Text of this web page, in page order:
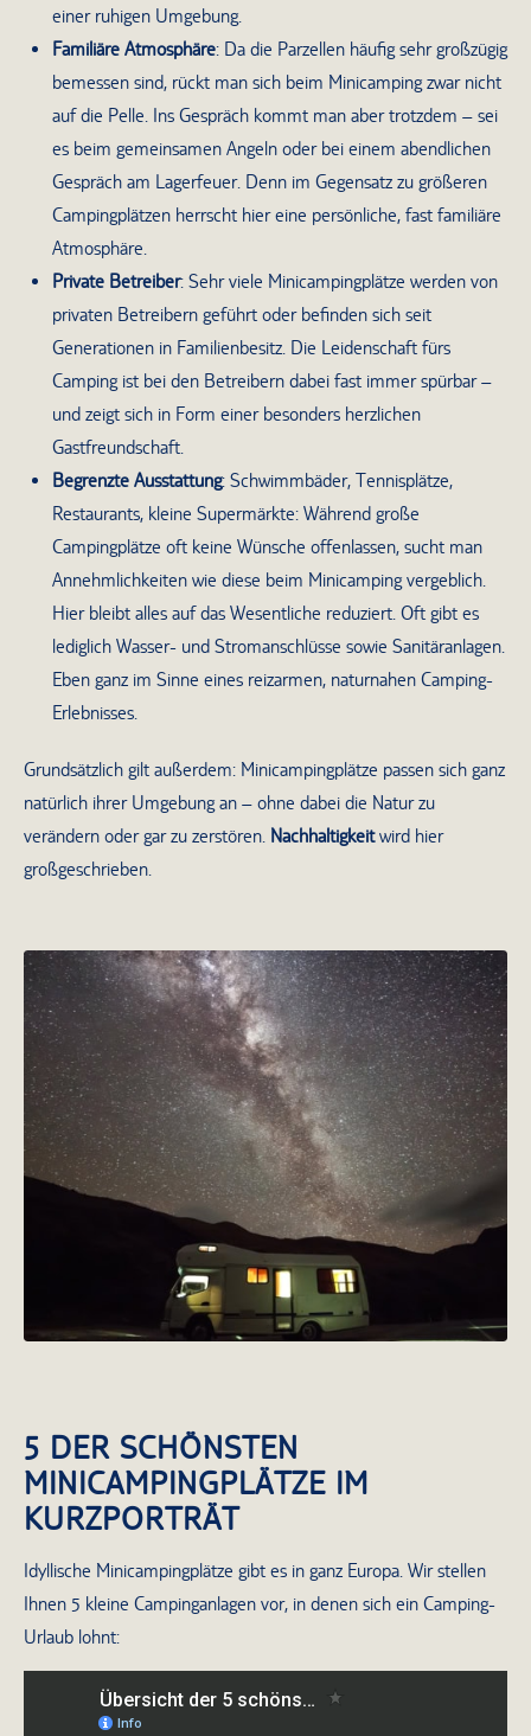
einer ruhigen Umgebung.
Familiäre Atmosphäre: Da die Parzellen häufig sehr großzügig
bemessen sind, rückt man sich beim Minicamping zwar nicht
auf die Pelle. Ins Gespräch kommt man aber trotzdem – sei
es beim gemeinsamen Angeln oder bei einem abendlichen
Gespräch am Lagerfeuer. Denn im Gegensatz zu größeren
Campingplätzen herrscht hier eine persönliche, fast familiäre
Atmosphäre.
Private Betreiber: Sehr viele Minicampingplätze werden von
privaten Betreibern geführt oder befinden sich seit
Generationen in Familienbesitz. Die Leidenschaft fürs
Camping ist bei den Betreibern dabei fast immer spürbar –
und zeigt sich in Form einer besonders herzlichen
Gastfreundschaft.
Begrenzte Ausstattung: Schwimmbäder, Tennisplätze,
Restaurants, kleine Supermärkte: Während große
Campingplätze oft keine Wünsche offenlassen, sucht man
Annehmlichkeiten wie diese beim Minicamping vergeblich.
Hier bleibt alles auf das Wesentliche reduziert. Oft gibt es
lediglich Wasser- und Stromanschlüsse sowie Sanitäranlagen.
Eben ganz im Sinne eines reizarmen, naturnahen Camping-
Erlebnisses.
Grundsätzlich gilt außerdem: Minicampingplätze passen sich ganz
natürlich ihrer Umgebung an – ohne dabei die Natur zu
verändern oder gar zu zerstören. Nachhaltigkeitwird hier
großgeschrieben.
Camping unterm Sternenhimmel
5 DER SCHÖNSTEN
MINICAMPINGPLÄTZE IM
KURZPORTRÄT
Idyllische Minicampingplätze gibt es in ganz Europa. Wir stellen
Ihnen 5 kleine Campinganlagen vor, in denen sich ein Camping-
Urlaub lohnt: